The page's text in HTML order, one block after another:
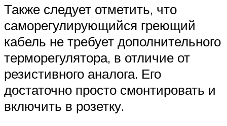
Также следует отметить, что
саморегулирующийся греющий
кабель не требует дополнительного
терморегулятора, в отличие от
резистивного аналога. Его
достаточно просто смонтировать и
включить в розетку.